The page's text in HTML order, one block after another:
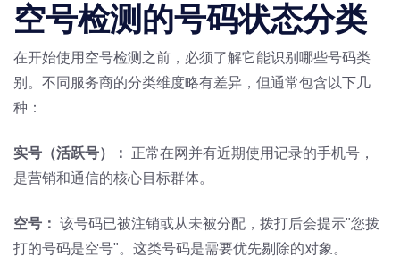
空号检测的号码状态分类
在开始使用空号检测之前，必须了解它能识别哪些号码类
别。不同服务商的分类维度略有差异，但通常包含以下几
种：
实号（活跃号）：
正常在网并有近期使用记录的手机号，
是营销和通信的核心目标群体。
空号： 该号码已被注销或从未被分配，拨打后会提示"您拨
打的号码是空号"。这类号码是需要优先剔除的对象。